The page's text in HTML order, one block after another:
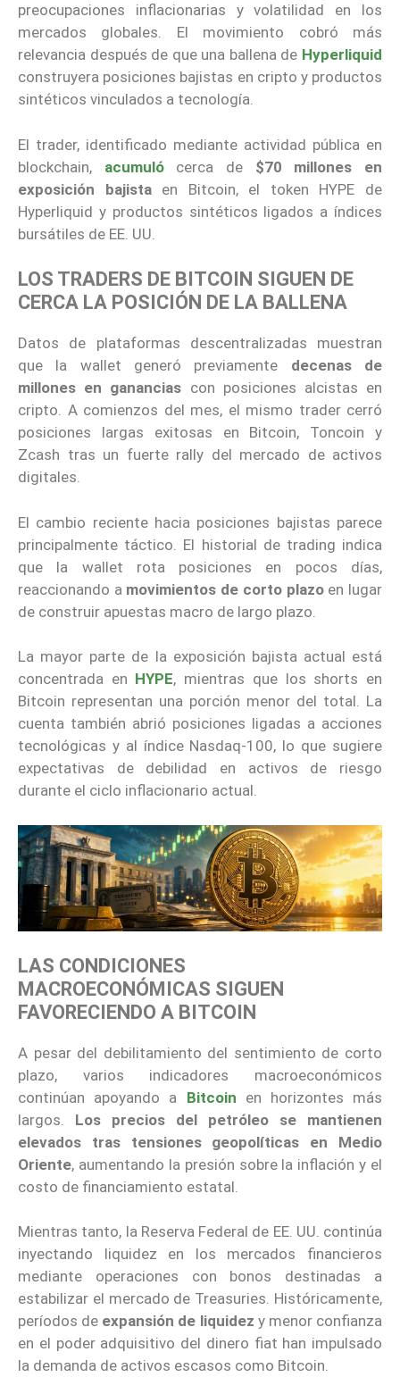
preocupaciones inflacionarias y volatilidad en los
mercados globales. El movimiento cobró más
relevancia después de que una ballena de Hyperliquid
construyera posiciones bajistas en cripto y productos
sintéticos vinculados a tecnología.
El trader, identificado mediante actividad pública en
blockchain, acumuló cerca de $70 millones en
exposición bajistaen Bitcoin, el token HYPE de
Hyperliquid y productos sintéticos ligados a índices
bursátiles de EE. UU.
LOS TRADERS DE BITCOIN SIGUEN DE
CERCA LA POSICIÓN DE LA BALLENA
Datos de plataformas descentralizadas muestran
que la wallet generó previamente decenas de
millones en ganancias con posiciones alcistas en
cripto. A comienzos del mes, el mismo trader cerró
posiciones largas exitosas en Bitcoin, Toncoin y
Zcash tras un fuerte rally del mercado de activos
digitales.
El cambio reciente hacia posiciones bajistas parece
principalmente táctico. El historial de trading indica
que la wallet rota posiciones en pocos días,
reaccionando a movimientos de corto plazoen lugar
de construir apuestas macro de largo plazo.
La mayor parte de la exposición bajista actual está
concentrada en HYPE, mientras que los shorts en
Bitcoin representan una porción menor del total. La
cuenta también abrió posiciones ligadas a acciones
tecnológicas y al índice Nasdaq-100, lo que sugiere
expectativas de debilidad en activos de riesgo
durante el ciclo inflacionario actual.
LAS CONDICIONES
MACROECONÓMICAS SIGUEN
FAVORECIENDO A BITCOIN
A pesar del debilitamiento del sentimiento de corto
plazo, varios indicadores macroeconómicos
continúan apoyando a Bitcoin en horizontes más
largos.
Los precios del petróleo se mantienen
elevados tras tensiones geopolíticas en Medio
Oriente, aumentando la presión sobre la inflación y el
costo de financiamiento estatal.
Mientras tanto, la Reserva Federal de EE. UU. continúa
inyectando liquidez en los mercados financieros
mediante operaciones con bonos destinadas a
estabilizar el mercado de Treasuries. Históricamente,
períodos de expansión de liquidez y menor confianza
en el poder adquisitivo del dinero fiat han impulsado
la demanda de activos escasos como Bitcoin.